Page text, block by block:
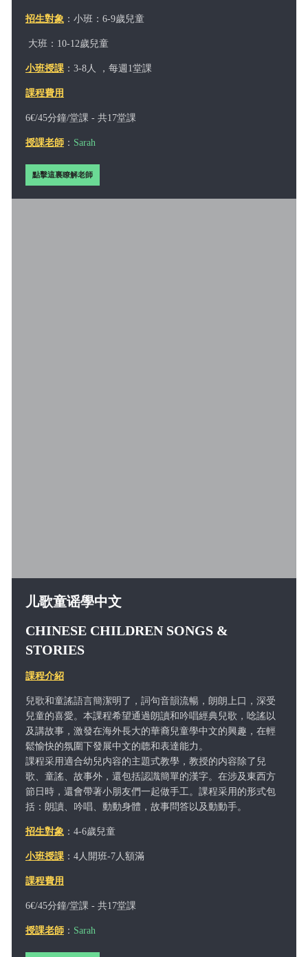
招生對象 ：小班：6-9歲兒童
大班：10-12歲兒童
小班授課：3-8人 ，每週1堂課
課程費用
6€/45分鐘/堂課 - 共17堂課
授課老師： Sarah
點擊這裏瞭解老師
儿歌童谣學中文
CHINESE CHILDREN SONGS &
STORIES
課程介紹
兒歌和童謠語言簡潔明了，詞句音韻流暢，朗朗上口，深受
兒童的喜愛。本課程希望通過朗讀和吟唱經典兒歌，唸謠以
及講故事，激發在海外長大的華裔兒童學中文的興趣，在輕
鬆愉快的氛圍下發展中文的聼和表達能力。
課程采用適合幼兒内容的主題式教學，教授的内容除了兒
歌、童謠、故事外，還包括認識簡單的漢字。在涉及東西方
節日時，還會帶著小朋友們一起做手工。課程采用的形式包
括：朗讀、吟唱、動動身體，故事問答以及動動手。
招生對象：4-6歲兒童
小班授課：4人開班-7人額滿
課程費用
6€/45分鐘/堂課 - 共17堂課
授課老師： Sarah